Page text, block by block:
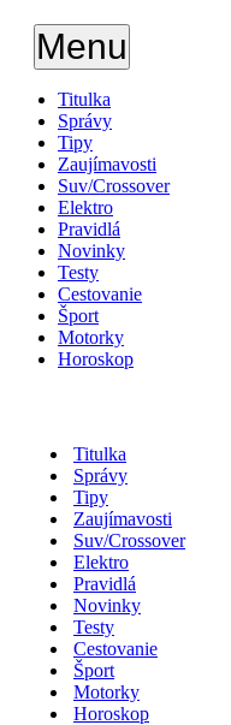
Menu
Titulka
Správy
Tipy
Zaujímavosti
Suv/Crossover
Elektro
Pravidlá
Novinky
Testy
Cestovanie
Šport
Motorky
Horoskop
Titulka
Správy
Tipy
Zaujímavosti
Suv/Crossover
Elektro
Pravidlá
Novinky
Testy
Cestovanie
Šport
Motorky
Horoskop